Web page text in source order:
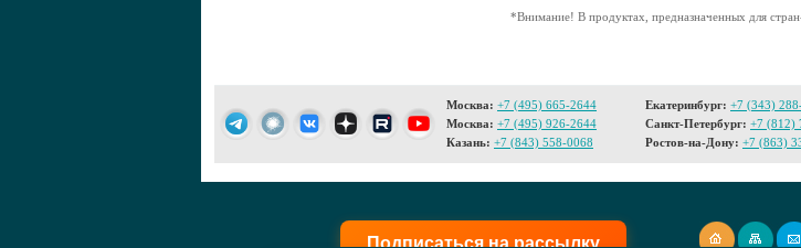
*Внимание! В продуктах, предназначенных для
Москва: +7 (495) 665-2644
Москва: +7 (495) 926-2644
Казань: +7 (843) 558-0068
Екатеринбург: +7 (343)
Санкт-Петербург: +7 (812)
Ростов-на-Дону: +7 (863)
Подписаться на рассылку